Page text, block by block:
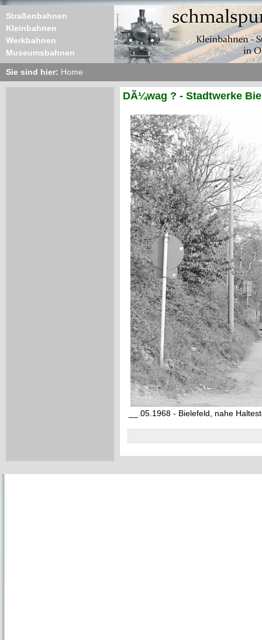
Straßenbahnen
Kleinbahnen
Werkbahnen
Museumsbahnen
Sie sind hier: Home
DÃ¼wag ? - Stadtwerke
__.05.1968 - Bielefeld, nahe